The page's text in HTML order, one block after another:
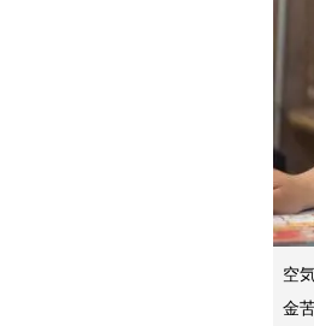
空
金